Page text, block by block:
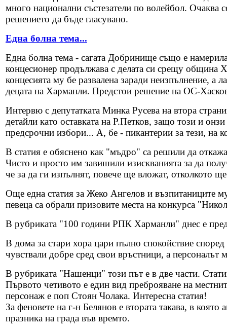
много национални състезатели по волейбол. Очаква
решението да бъде гласувано.
Една болна тема...
Една болна тема - сагата Добринище също е
концесионер продължава с делата си срещу община
концесията му бе развалена заради неизпълнение, а
децата на Харманли. Предстои решение на ОС-
Интервю с депутатката Минка Русева на втора
детайли като оставката на Р.Петков, защо този и
предсрочни избори... А, бе - пикантерии за тези, на
В статия е обяснено как "мъдро" са решили да
Чисто и просто им завишили изискванията за да
че за да ги изпълнят, повече ще вложат, отколкото
Още една статия за Жеко Ангелов и възпитаниците
певеца са обрали призовите места на конкурса
В рубриката "100 години РПК Харманли" днес е
В дома за стари хора цари пълно спокойствие
чувствали добре сред свои връстници, а персоналът
В рубриката "Нашенци" този път е в две части.
Първото четивото е един вид преброяване на
персонаж е поп Стоян Чолака. Интересна статия!
За феновете на г-н Белянов е втората такава, в която
празника на града във времто.